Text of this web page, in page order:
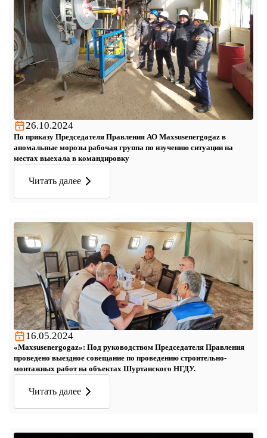
26.10.2024
По приказу Председателя Правления АО Maxsusenergogaz в
аномальные морозы рабочая группа по изучению ситуации на
местах выехала в командировку
Читать далее
16.05.2024
«Maxsusenergogaz»: Под руководством Председателя Правления
проведено выездное совещание по проведению строительно-
монтажных работ на объектах Шуртанского НГДУ.
Читать далее